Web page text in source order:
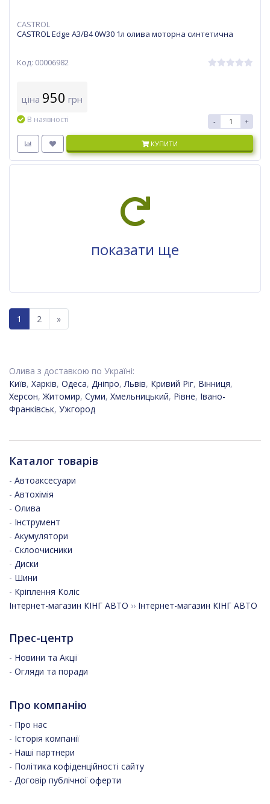
CASTROL
CASTROL Edge A3/B4 0W30 1л олива моторна синтетична
Код: 00006982
ціна 950 грн
В наявності - +
КУПИТИ
показати ще
1 2 »
Олива з доставкою по Україні:
Київ, Харків, Одеса, Дніпро,Львів, Кривий Ріг, Вінниця,
Херсон,Житомир, Суми, Хмельницький, Рівне, Івано-
Франківськ, Ужгород
Каталог товарів
- Автоаксесуари
- Автохімія
- Олива
- Інструмент
- Акумулятори
- Склоочисники
- Диски
- Шини
- Кріплення Коліс
Інтернет-магазин КІНГ АВТО ›› Інтернет-магазин КІНГ АВТО
Прес-центр
- Новини та Акції
- Огляди та поради
Про компанію
- Про нас
- Історія компанії
- Наші партнери
- Політика кофіденційності сайту
- Договір публічної оферти